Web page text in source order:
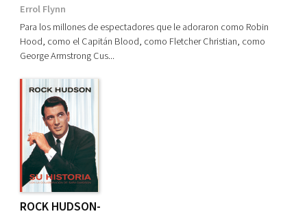
Errol Flynn
Para los millones de espectadores que le adoraron como Robin
Hood, como el Capitán Blood, como Fletcher Christian, como
George Armstrong Cus...
ROCK HUDSON-